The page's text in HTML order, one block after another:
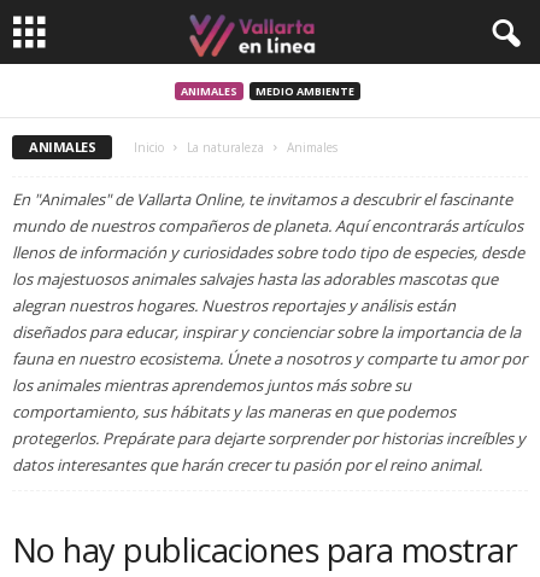
ANIMALES MEDIO AMBIENTE
ANIMALES Inicio La naturaleza Animales
En "Animales" de Vallarta Online, te invitamos a descubrir el fascinante
mundo de nuestros compañeros de planeta. Aquí encontrarás artículos
llenos de información y curiosidades sobre todo tipo de especies, desde
los majestuosos animales salvajes hasta las adorables mascotas que
alegran nuestros hogares. Nuestros reportajes y análisis están
diseñados para educar, inspirar y concienciar sobre la importancia de la
fauna en nuestro ecosistema. Únete a nosotros y comparte tu amor por
los animales mientras aprendemos juntos más sobre su
comportamiento, sus hábitats y las maneras en que podemos
protegerlos. Prepárate para dejarte sorprender por historias increíbles y
datos interesantes que harán crecer tu pasión por el reino animal.
No hay publicaciones para mostrar